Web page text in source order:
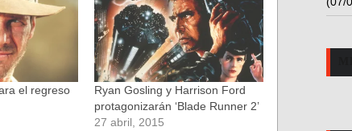
el regreso
Ryan Gosling y Harrison Ford
protagonizarán ‘Blade Runner 2’
27 abril, 2015